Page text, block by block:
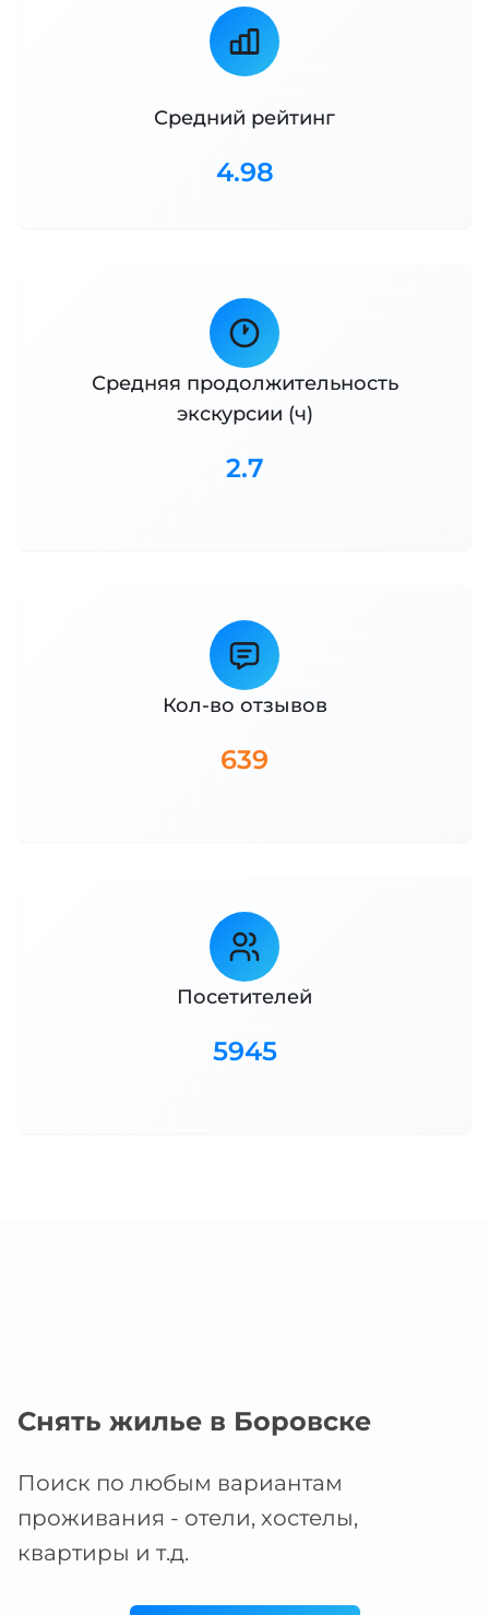
Средний рейтинг
4.98
Средняя продолжительность
экскурсии (ч)
2.7
Кол-во отзывов
639
Посетителей
5945
Снять жилье в Боровске
Поиск по любым вариантам
проживания - отели, хостелы,
квартиры и т.д.